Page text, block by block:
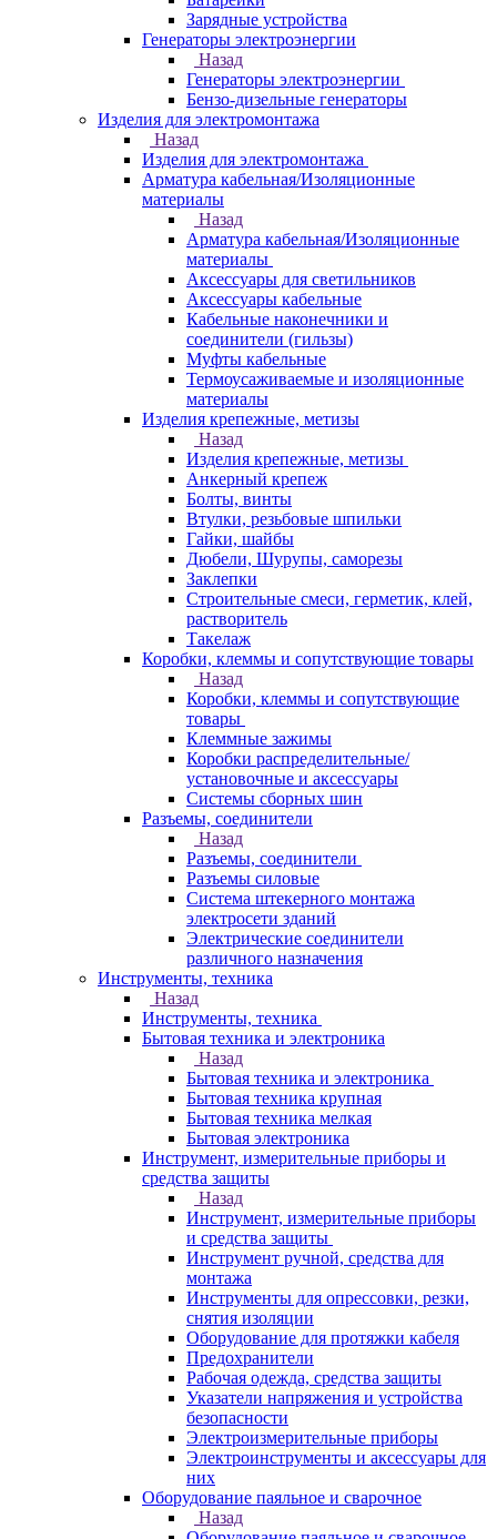
Зарядные устройства
Генераторы электроэнергии
Назад
Генераторы электроэнергии
Бензо-дизельные генераторы
Изделия для электромонтажа
Назад
Изделия для электромонтажа
Арматура кабельная/Изоляционные
материалы
Назад
Арматура кабельная/Изоляционные
материалы
Аксессуары для светильников
Аксессуары кабельные
Кабельные наконечники и
соединители (гильзы)
Муфты кабельные
Термоусаживаемые и изоляционные
материалы
Изделия крепежные, метизы
Назад
Изделия крепежные, метизы
Анкерный крепеж
Болты, винты
Втулки, резьбовые шпильки
Гайки, шайбы
Дюбели, Шурупы, саморезы
Заклепки
Строительные смеси, герметик, клей,
растворитель
Такелаж
Коробки, клеммы и сопутствующие товары
Назад
Коробки, клеммы и сопутствующие
товары
Клеммные зажимы
Коробки распределительные/
установочные и аксессуары
Системы сборных шин
Разъемы, соединители
Назад
Разъемы, соединители
Разъемы силовые
Система штекерного монтажа
электросети зданий
Электрические соединители
различного назначения
Инструменты, техника
Назад
Инструменты, техника
Бытовая техника и электроника
Назад
Бытовая техника и электроника
Бытовая техника крупная
Бытовая техника мелкая
Бытовая электроника
Инструмент, измерительные приборы и
средства защиты
Назад
Инструмент, измерительные приборы
и средства защиты
Инструмент ручной, средства для
монтажа
Инструменты для опрессовки, резки,
снятия изоляции
Оборудование для протяжки кабеля
Предохранители
Рабочая одежда, средства защиты
Указатели напряжения и устройства
безопасности
Электроизмерительные приборы
Электроинструменты и аксессуары для
них
Оборудование паяльное и сварочное
Назад